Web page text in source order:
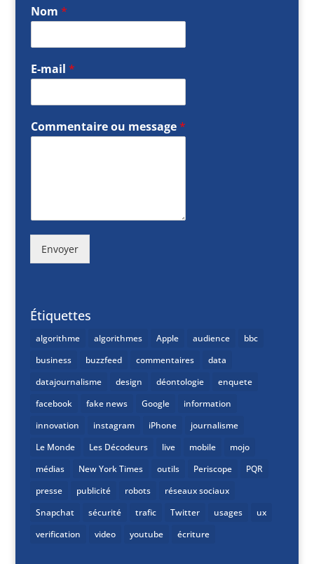
Nom *
E-mail *
Commentaire ou message*
Envoyer
Étiquettes
algorithme algorithmes Apple audience
bbc
business
buzzfeed commentaires
data
datajournalisme
design déontologie
enquete
facebook
fake news Google
information
innovation
instagram iPhone
journalisme
Le Monde
Les Décodeurs live mobile
mojo
médias
New York Times outils Periscope
PQR
presse
publicité robots
réseaux sociaux
Snapchat
sécurité trafic Twitter usages
ux
verification
video youtube écriture